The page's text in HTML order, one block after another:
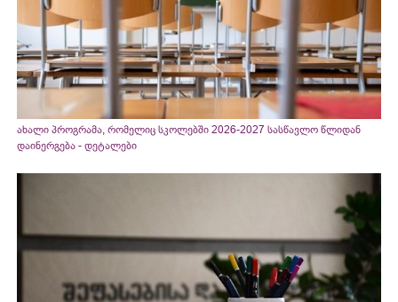
ახალი პროგრამა, რომელიც სკოლებში 2026-2027 სასწავლო წლიდან
დაინერგება - დეტალები